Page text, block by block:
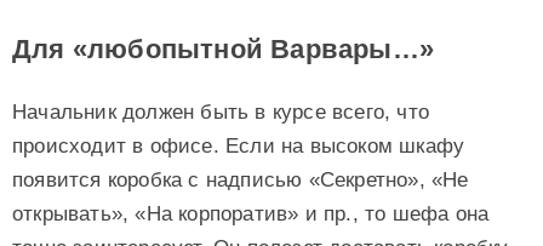
Для «любопытной Варвары…»
Начальник должен быть в курсе всего, что
происходит в офисе. Если на высоком шкафу
появится коробка с надписью «Секретно», «Не
открывать», «На корпоратив» и пр., то шефа она